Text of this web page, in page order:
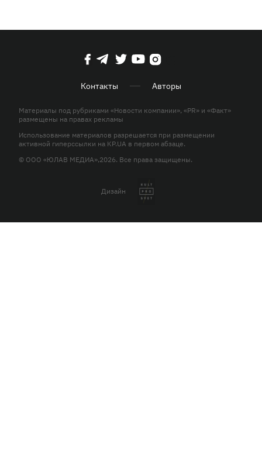
Контакты Авторы
Материалы под рубриками «Новости компании», «PR» и «Факт»
размещены на правах рекламы
Использование материалов разрешается при размещении
активной гиперссылки на KP.UA в первом абзаце.
© ООО «ЮЛАВ МЕДИА»,2026. Все права защищены.
Дизайн